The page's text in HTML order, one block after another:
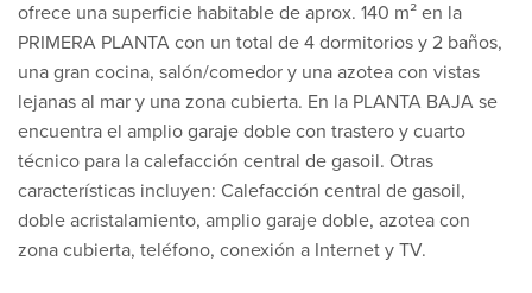
ofrece una superficie habitable de aprox. 140 m² en la
PRIMERA PLANTA con un total de 4 dormitorios y 2 baños,
una gran cocina, salón/comedor y una azotea con vistas
lejanas al mar y una zona cubierta. En la PLANTA BAJA se
encuentra el amplio garaje doble con trastero y cuarto
técnico para la calefacción central de gasoil. Otras
características incluyen: Calefacción central de gasoil,
doble acristalamiento, amplio garaje doble, azotea con
zona cubierta, teléfono, conexión a Internet y TV.